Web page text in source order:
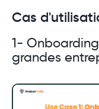
Cas
1-
grandes